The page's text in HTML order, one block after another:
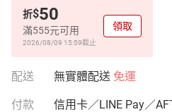
折$50
滿555元可用
2026/08/09 15:59截止
領取
配送 無實體配送 免運
付款 信用卡／LINE Pay／